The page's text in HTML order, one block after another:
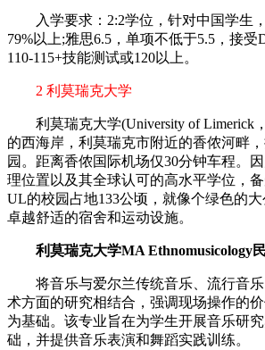
入学要求：2:2学位，针对中国学生
79%以上;雅思6.5，单项不低于5.5，接受
110-115+技能测试或120以上。
2 利莫瑞克大学
利莫瑞克大学(University of Limerick
的西海岸，利莫瑞克市附近的香侬河畔
园。距离香侬国际机场仅30分钟车程。
理位置以及其全球认可的高水平学位，备
UL的校园占地133公顷，就像个绿色的
卓越舒适的宿舍和运动设施。
利莫瑞克大学MA Ethnomusicology
将音乐与爱尔兰传统音乐、流行音乐
术方面的研究相结合，强调现场操作的
为基础。该专业旨在为学生开展音乐研
础，并提供音乐表演和舞蹈实践训练。